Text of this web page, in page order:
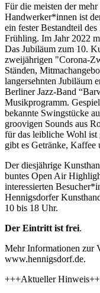
Für die meisten der
Handwerker*innen ist
ein fester Bestandteil
Frühling. Im Jahr 2022
Das Jubiläum zum 10.
zweijährigen "Corona-
Ständen,
langersehnten Jubiläum
Berliner Jazz-Band
Musikprogramm.
bekannte Swingstücke
groovigen Sounds aus
für das leibliche Wohl ist
gibt es Getränke, Kaffee
Der diesjährige
buntes Open Air
interessierten
Hennigsdorfer
10 bis 18 Uhr.
Der Eintritt ist frei.
Mehr Informationen zur
www.hennigsdorf.de.
+++Aktueller